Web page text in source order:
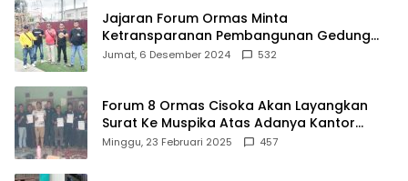
Jajaran Forum Ormas Minta
Ketransparanan Pembangunan Gedung
Damkar Di Kecamatan Cisoka
Jumat, 6 Desember 2024 532
Forum 8 Ormas Cisoka Akan Layangkan
Surat Ke Muspika Atas Adanya Kantor
Matel di Cisoka
Minggu, 23 Februari 2025 457